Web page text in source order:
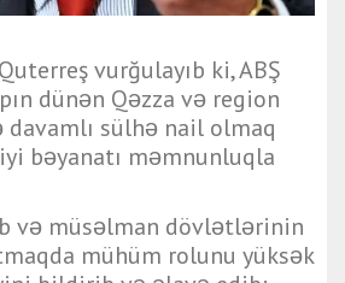
vurğulayıb ki, ABŞ
dünən Qəzza və region
davamlı sülhə nail olmaq
bəyanatı məmnunluqla
və müsəlman dövlətlərinin
mühüm rolunu yüksək